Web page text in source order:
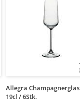
Allegra
19cl / 6Stk.